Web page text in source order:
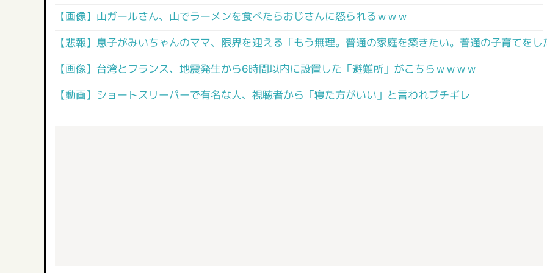
【画像】山ガールさん、山でラーメンを食べたらおじさんに怒られるｗｗｗ
【悲報】息子がみいちゃんのママ、限界を迎える「もう無理。普通の家庭を築きたい。普通の子育てをし
【画像】台湾とフランス、地震発生から6時間以内に設置した「避難所」がこちらｗｗｗｗ
【動画】ショートスリーパーで有名な人、視聴者から「寝た方がいい」と言われブチギレ